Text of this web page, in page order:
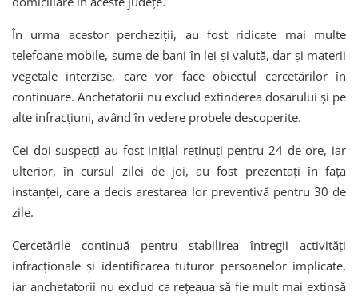
În urma acestor percheziții, au fost ridicate mai multe
telefoane mobile, sume de bani în lei și valută, dar și materii
vegetale interzise, care vor face obiectul cercetărilor în
continuare. Anchetatorii nu exclud extinderea dosarului și pe
alte infracțiuni, având în vedere probele descoperite.
Cei doi suspecți au fost inițial reținuți pentru 24 de ore, iar
ulterior, în cursul zilei de joi, au fost prezentați în fața
instanței, care a decis arestarea lor preventivă pentru 30 de
zile.
Cercetările continuă pentru stabilirea întregii activități
infracționale și identificarea tuturor persoanelor implicate,
iar anchetatorii nu exclud ca rețeaua să fie mult mai extinsă